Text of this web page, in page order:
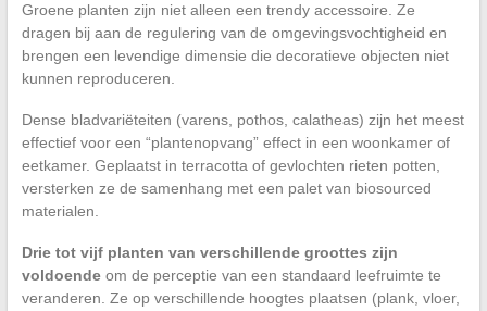
Groene planten zijn niet alleen een trendy accessoire. Ze
dragen bij aan de regulering van de omgevingsvochtigheid en
brengen een levendige dimensie die decoratieve objecten niet
kunnen reproduceren.
Dense bladvariëteiten (varens, pothos, calatheas) zijn het meest
effectief voor een “plantenopvang” effect in een woonkamer of
eetkamer. Geplaatst in terracotta of gevlochten rieten potten,
versterken ze de samenhang met een palet van biosourced
materialen.
Drie tot vijf planten van verschillende groottes zijn
voldoendeom de perceptie van een standaard leefruimte te
veranderen. Ze op verschillende hoogtes plaatsen (plank, vloer,